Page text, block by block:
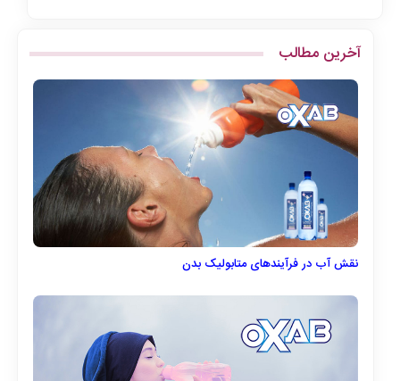
آخرین مطالب
نقش آب در فرآیندهای متابولیک بدن